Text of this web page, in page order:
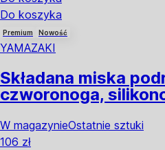
Do koszyka
Premium Nowość
YAMAZAKI
Składana miska
czworonoga,
W magazynieOstatnie sztuki
106 zł